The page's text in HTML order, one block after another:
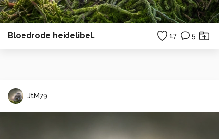
Bloedrode heidelibel. 17 5
JtM79